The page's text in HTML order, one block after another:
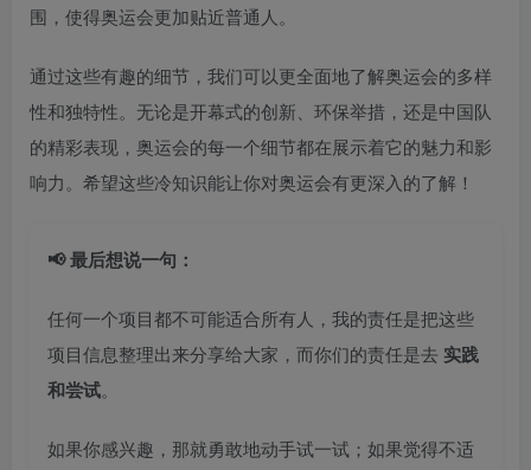
围，使得奥运会更加贴近普通人。
通过这些有趣的细节，我们可以更全面地了解奥运会的多样
性和独特性。无论是开幕式的创新、环保举措，还是中国队
的精彩表现，奥运会的每一个细节都在展示着它的魅力和影
响力。希望这些冷知识能让你对奥运会有更深入的了解！
📢 最后想说一句：
任何一个项目都不可能适合所有人，我的责任是把这些
项目信息整理出来分享给大家，而你们的责任是去 实践
和尝试。
如果你感兴趣，那就勇敢地动手试一试；如果觉得不适